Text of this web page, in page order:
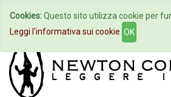
Home Autori
Cookies:Questo sito utilizza cookie per
Leggi l'informativa sui cookie OK